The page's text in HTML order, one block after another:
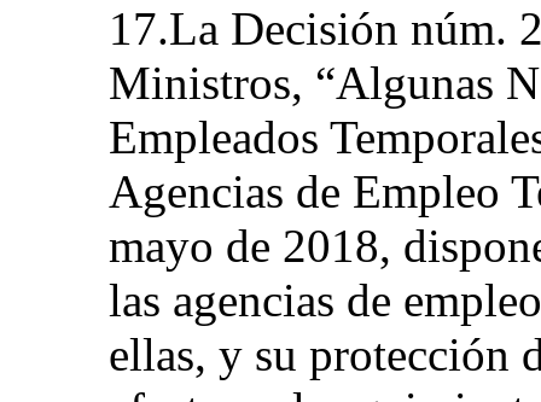
17.La Decisión núm.
Ministros, “Algunas
Empleados
Agencias de Empleo
mayo de 2018,
las agencias de
ellas, y su protección